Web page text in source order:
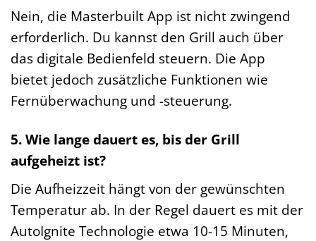
Nein, die Masterbuilt App ist nicht zwingend
erforderlich. Du kannst den Grill auch über
das digitale Bedienfeld steuern. Die App
bietet jedoch zusätzliche Funktionen wie
Fernüberwachung und -steuerung.
5. Wie lange dauert es, bis der Grill
aufgeheizt ist?
Die Aufheizzeit hängt von der gewünschten
Temperatur ab. In der Regel dauert es mit der
AutoIgnite Technologie etwa 10-15 Minuten,